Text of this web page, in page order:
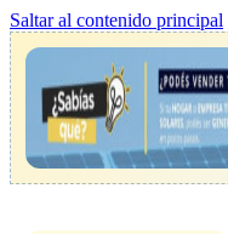
Saltar al contenido principal